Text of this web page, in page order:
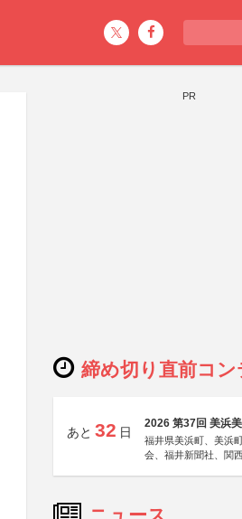
PR
締め切り直前コン
あと 32 日
2026 第37回 美浜
福井県美浜町、美浜
会、福井新聞社、関